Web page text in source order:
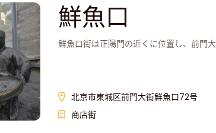
鮮魚口
鮮魚口街は正陽門の近くに位置し、前門
北京市東城区前門大街鮮魚口72号
商店街